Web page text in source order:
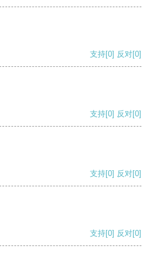
支持[0] 反对[0]
支持[0] 反对[0]
支持[0] 反对[0]
支持[0] 反对[0]